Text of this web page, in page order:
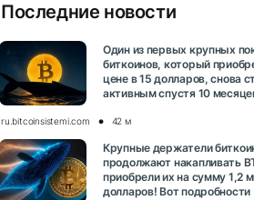
Последние новости
Один из первых крупных
биткоинов, который
цене в 15 долларов, снова
активным спустя 10
ru.bitcoinsistemi.com 42 м
Крупные держатели
продолжают накапливать
приобрели их на сумму 1,2
долларов! Вот подробности